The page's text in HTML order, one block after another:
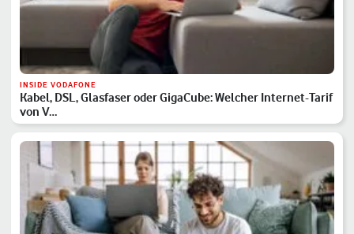
INSIDE VODAFONE
Kabel, DSL, Glasfaser oder GigaCube: Welcher Internet-Tarif
von V…